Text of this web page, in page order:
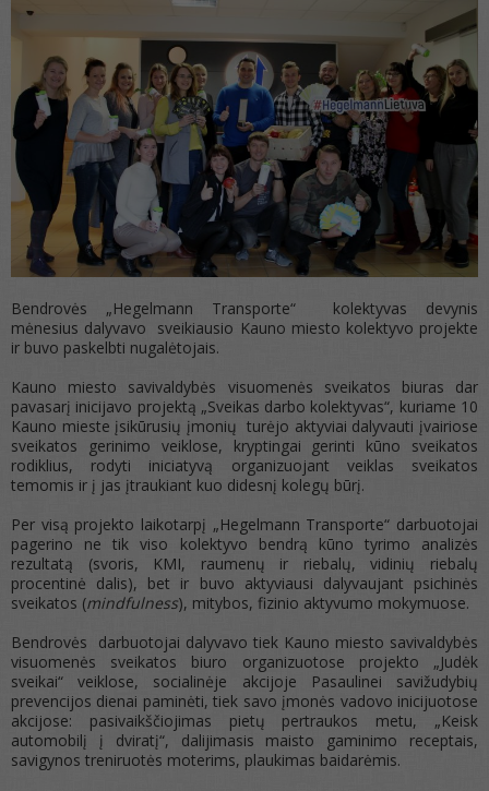
Bendrovės „Hegelmann Transporte“ kolektyvas devynis
mėnesius dalyvavo sveikiausio Kauno miesto kolektyvo projekte
ir buvo paskelbti nugalėtojais.
Kauno miesto savivaldybės visuomenės sveikatos biuras dar
pavasarį inicijavo projektą „Sveikas darbo kolektyvas“, kuriame 10
Kauno mieste įsikūrusių įmonių turėjo aktyviai dalyvauti įvairiose
sveikatos gerinimo veiklose, kryptingai gerinti kūno sveikatos
rodiklius, rodyti iniciatyvą organizuojant veiklas sveikatos
temomis ir į jas įtraukiant kuo didesnį kolegų būrį.
Per visą projekto laikotarpį „Hegelmann Transporte“ darbuotojai
pagerino ne tik viso kolektyvo bendrą kūno tyrimo analizės
rezultatą (svoris, KMI, raumenų ir riebalų, vidinių riebalų
procentinė dalis), bet ir buvo aktyviausi dalyvaujant psichinės
sveikatos (mindfulness), mitybos, fizinio aktyvumo mokymuose.
Bendrovės darbuotojai dalyvavo tiek Kauno miesto savivaldybės
visuomenės sveikatos biuro organizuotose projekto „Judėk
sveikai“ veiklose, socialinėje akcijoje Pasaulinei savižudybių
prevencijos dienai paminėti, tiek savo įmonės vadovo inicijuotose
akcijose: pasivaikščiojimas pietų pertraukos metu, „Keisk
automobilį į dviratį“, dalijimasis maisto gaminimo receptais,
savigynos treniruotės moterims, plaukimas baidarėmis.